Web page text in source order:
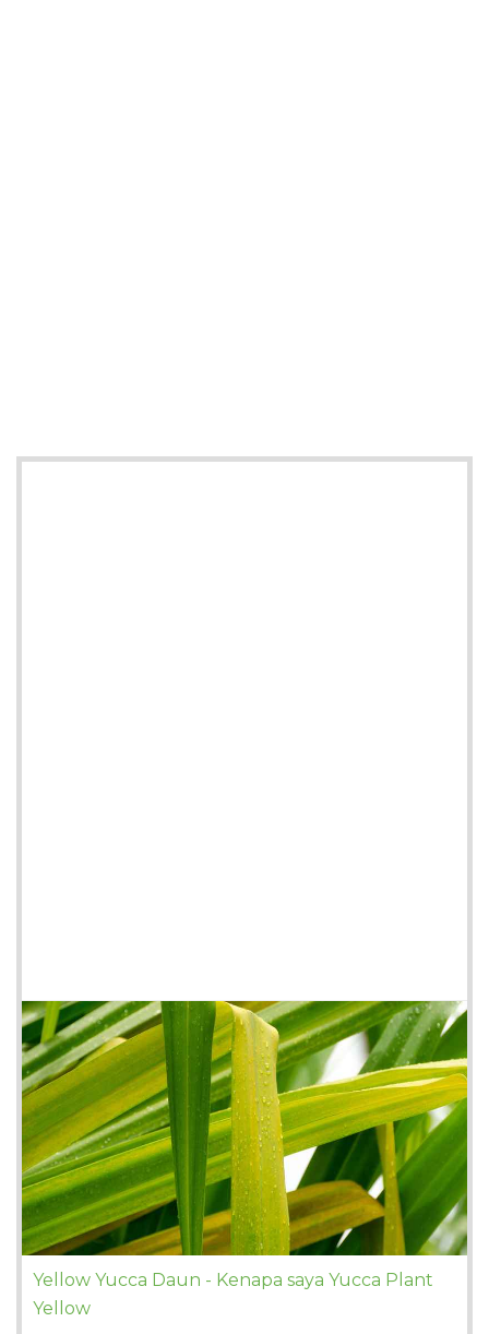
Yellow Yucca Daun - Kenapa saya Yucca Plant
Yellow